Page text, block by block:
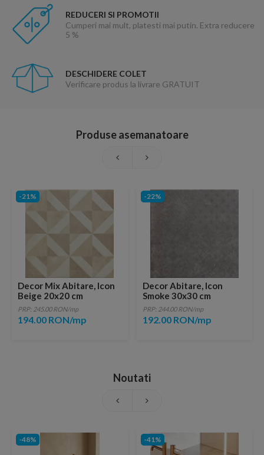
REDUCERI SI PROMOTII
Cumperi mai mult, platesti mai putin. Extra reducere
5 %
DESCHIDERE COLET
Verificare produs la livrare GRATUIT
Produse asemanatoare
-21%
Decor Mix Abitare, Icon
Beige 20x20 cm
PRP: 245.00 RON/mp
194.00 RON/mp
-22%
Decor Abitare, Icon
Smoke 30x30 cm
PRP: 244.00 RON/mp
192.00 RON/mp
Noutati
-48% -41%